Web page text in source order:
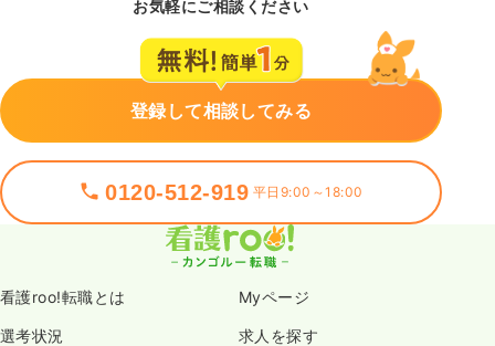
お気軽にご相談ください
登録して相談してみる
0120-512-919 平日9:00～18:00
看護roo!転職とは Myページ
選考状況 求人を探す